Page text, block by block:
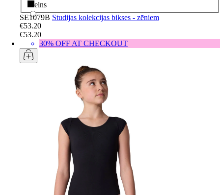
Melns
SE1079B Studijas kolekcijas bikses - zēniem
€53.20
€53.20
30% OFF AT CHECKOUT